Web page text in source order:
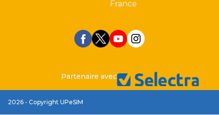
France
Partenaire avec
2026 - Copyright UPeSIM